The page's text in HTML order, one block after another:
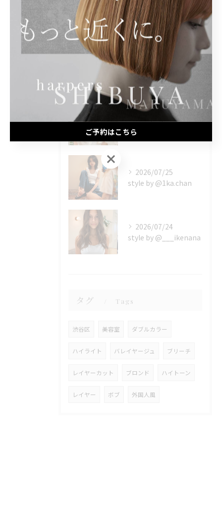
メンズ
パーマ
Recent Posts
2026/07/31
style by @eliyca
2026/07/25
style by @1ka.chan
2026/07/24
style by @___ikenana
タグ Tags
渋谷区 美容室 ダブルカラー
ハイライト バレイヤージュ ブリーチ
レイヤーカット ブロンド ハイトーン
レイヤー ボブ 外国人風
ご予約はこちら
ご予約はこちら